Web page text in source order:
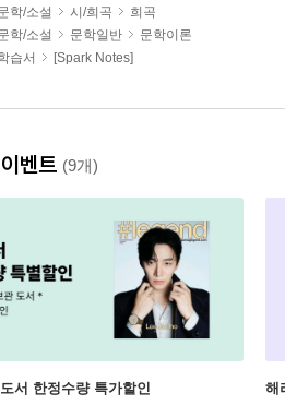
학/소설 시/희곡
희곡
학/소설 문학일반
문학이론
습서 [Spark Notes]
벤트 (9개)
서 한정수량 특가할인 해